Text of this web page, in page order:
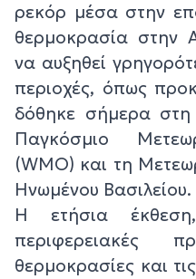
ρεκόρ μέσα στην
θερμοκρασία στην
να αυξηθεί
περιοχές, όπως
δόθηκε σήμερα
Παγκόσμιο
(WMO) και τη
Ηνωμένου Βασιλείου.
Η ετήσια
περιφερειακές
θερμοκρασίες και